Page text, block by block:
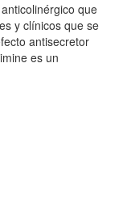
que
y clínicos que se
antisecretor
es un